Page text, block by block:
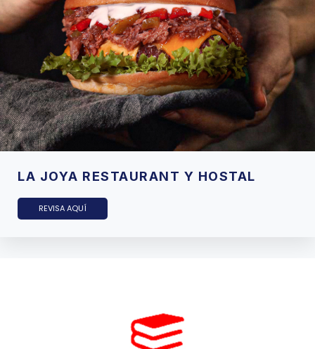
LA JOYA RESTAURANT Y HOSTAL
REVISA AQUÍ